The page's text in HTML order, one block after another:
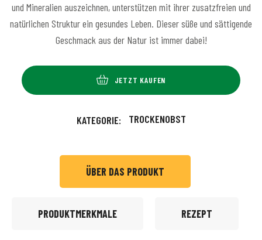
und Mineralien auszeichnen, unterstützen mit ihrer zusatzfreien und
natürlichen Struktur ein gesundes Leben. Dieser süße und sättigende
Geschmack aus der Natur ist immer dabei!
JETZT KAUFEN
KATEGORIE: TROCKENOBST
ÜBER DAS PRODUKT
PRODUKTMERKMALE REZEPT